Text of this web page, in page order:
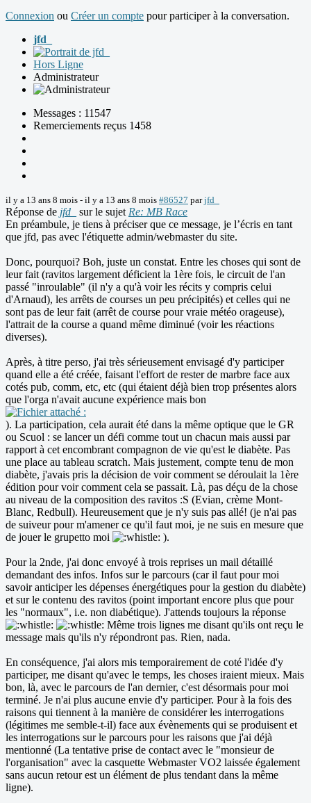
Connexion ou Créer un compte pour participer à la conversation.
jfd_
Hors Ligne
Administrateur
Messages : 11547
Remerciements reçus 1458
il y a 13 ans 8 mois - il y a 13 ans 8 mois #86527 parjfd_
Réponse de jfd_ sur le sujet Re: MB Race
En préambule, je tiens à préciser que ce message, je l’écris en tant
que jfd, pas avec l'étiquette admin/webmaster du site.
Donc, pourquoi? Boh, juste un constat. Entre les choses qui sont de
leur fait (ravitos largement déficient la 1ère fois, le circuit de l'an
passé "inroulable" (il n'y a qu'à voir les récits y compris celui
d'Arnaud), les arrêts de courses un peu précipités) et celles qui ne
sont pas de leur fait (arrêt de course pour vraie météo orageuse),
l'attrait de la course a quand même diminué (voir les réactions
diverses).
Après, à titre perso, j'ai très sérieusement envisagé d'y participer
quand elle a été créée, faisant l'effort de rester de marbre face aux
cotés pub, comm, etc, etc (qui étaient déjà bien trop présentes alors
que l'orga n'avait aucune expérience mais bon
). La participation, cela aurait été dans la même optique que le GR
ou Scuol : se lancer un défi comme tout un chacun mais aussi par
rapport à cet encombrant compagnon de vie qu'est le diabète. Pas
une place au tableau scratch. Mais justement, compte tenu de mon
diabète, j'avais pris la décision de voir comment se déroulait la 1ère
édition pour voir comment cela se passait. Là, pas déçu de la chose
au niveau de la composition des ravitos :S (Evian, crème Mont-
Blanc, Redbull). Heureusement que je n'y suis pas allé! (je n'ai pas
de suiveur pour m'amener ce qu'il faut moi, je ne suis en mesure que
de jouer le grupetto moi
).
Pour la 2nde, j'ai donc envoyé à trois reprises un mail détaillé
demandant des infos. Infos sur le parcours (car il faut pour moi
savoir anticiper les dépenses énergétiques pour la gestion du diabète)
et sur le contenu des ravitos (point important encore plus que pour
les "normaux", i.e. non diabétique). J'attends toujours la réponse
Même trois lignes me disant qu'ils ont reçu le
message mais qu'ils n'y répondront pas. Rien, nada.
En conséquence, j'ai alors mis temporairement de coté l'idée d'y
participer, me disant qu'avec le temps, les choses iraient mieux. Mais
bon, là, avec le parcours de l'an dernier, c'est désormais pour moi
terminé. Je n'ai plus aucune envie d'y participer. Pour à la fois des
raisons qui tiennent à la manière de considérer les interrogations
(légitimes me semble-t-il) face aux évènements qui se produisent et
les interrogations sur le parcours pour les raisons que j'ai déjà
mentionné (La tentative prise de contact avec le "monsieur de
l'organisation" avec la casquette Webmaster VO2 laissée également
sans aucun retour est un élément de plus tendant dans la même
ligne).